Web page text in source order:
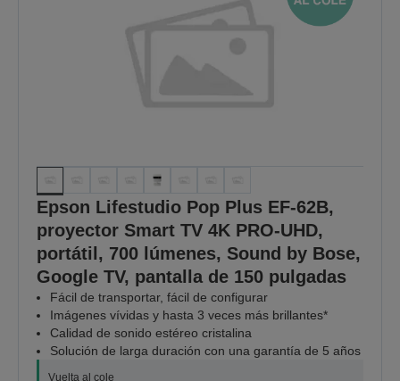
Epson Lifestudio Pop Plus EF-62B,
proyector Smart TV 4K PRO-UHD,
portátil, 700 lúmenes, Sound by Bose,
Google TV, pantalla de 150 pulgadas
Fácil de transportar, fácil de configurar
Imágenes vívidas y hasta 3 veces más brillantes*
Calidad de sonido estéreo cristalina
Solución de larga duración con una garantía de 5 años
Vuelta al cole